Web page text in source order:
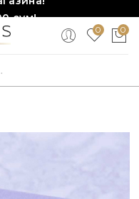
сум!
ограничено!❤️!0 0